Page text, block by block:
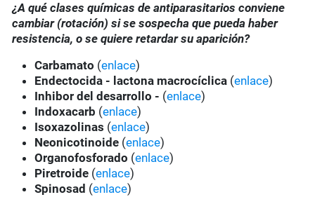
¿A qué clases químicas de antiparasitarios conviene
cambiar (rotación) si se sospecha que pueda haber
resistencia, o se quiere retardar su aparición?
Carbamato (enlace)
Endectocida - lactona macrocíclica (enlace)
Inhibor del desarrollo - (enlace)
Indoxacarb (enlace)
Isoxazolinas (enlace)
Neonicotinoide (enlace)
Organofosforado (enlace)
Piretroide (enlace)
Spinosad (enlace)